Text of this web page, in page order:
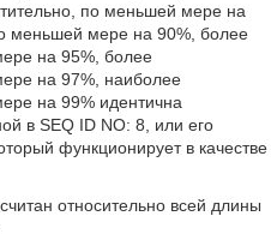
по меньшей мере на
меньшей мере на 90%, более
на 95%, более
на 97%, наиболее
на 99% идентична
в SEQ ID NO: 8, или его
функционирует в качестве
относительно всей длины